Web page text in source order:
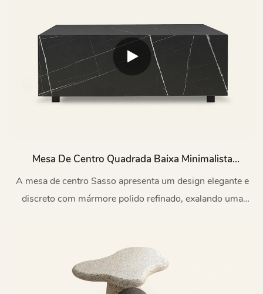
Mesa De Centro Quadrada Baixa Minimalista
Sasso Em Mármore B53
A mesa de centro Sasso apresenta um design elegante e
discreto com mármore polido refinado, exalando uma